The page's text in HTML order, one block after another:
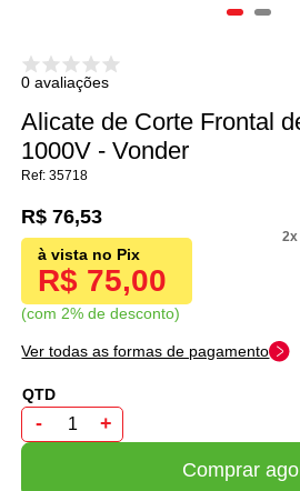
0 avaliações
Alicate de Corte Frontal
1000V - Vonder
35718
R$ 75,00
com 2% de desconto
R$ 76,53
2x
Ver todas as formas de pagamento
- +
Comprar